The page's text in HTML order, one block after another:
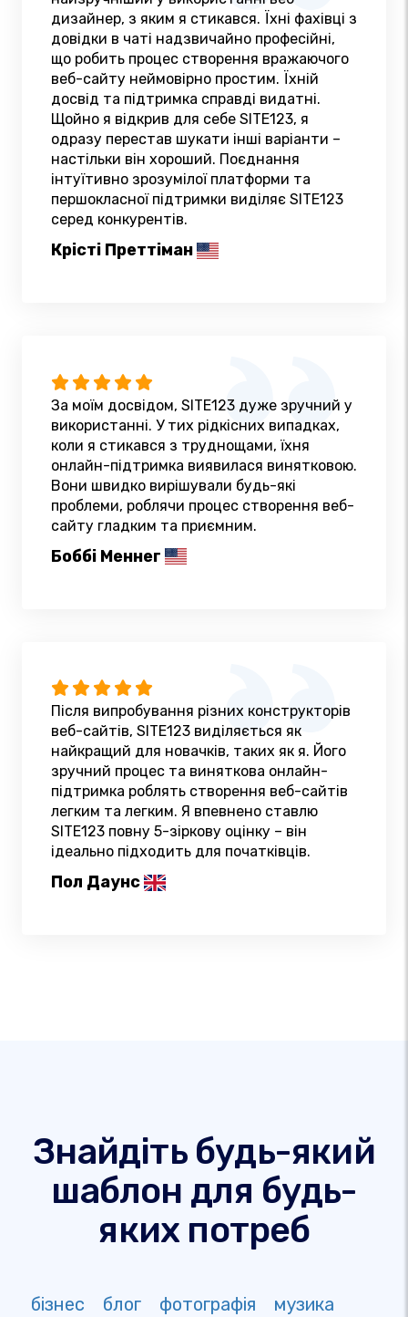
дизайнер, з яким я стикався. Їхні фахівці з
довідки в чаті надзвичайно професійні,
що робить процес створення вражаючого
веб-сайту неймовірно простим. Їхній
досвід та підтримка справді видатні.
Щойно я відкрив для себе SITE123, я
одразу перестав шукати інші варіанти –
настільки він хороший. Поєднання
інтуїтивно зрозумілої платформи та
першокласної підтримки виділяє SITE123
серед конкурентів.
Крісті Преттіман
За моїм досвідом, SITE123 дуже зручний у
використанні. У тих рідкісних випадках,
коли я стикався з труднощами, їхня
онлайн-підтримка виявилася винятковою.
Вони швидко вирішували будь-які
проблеми, роблячи процес створення веб-
сайту гладким та приємним.
Боббі Меннег
Після випробування різних конструкторів
веб-сайтів, SITE123 виділяється як
найкращий для новачків, таких як я. Його
зручний процес та виняткова онлайн-
підтримка роблять створення веб-сайтів
легким та легким. Я впевнено ставлю
SITE123 повну 5-зіркову оцінку – він
ідеально підходить для початківців.
Пол Даунс
Знайдіть будь-який
шаблон для будь-
яких потреб
бізнес блог фотографія
музика